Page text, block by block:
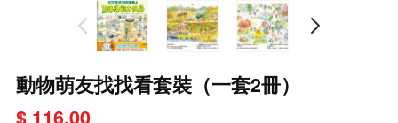
動物萌友找找看套裝（一套2冊）
$ 116.00